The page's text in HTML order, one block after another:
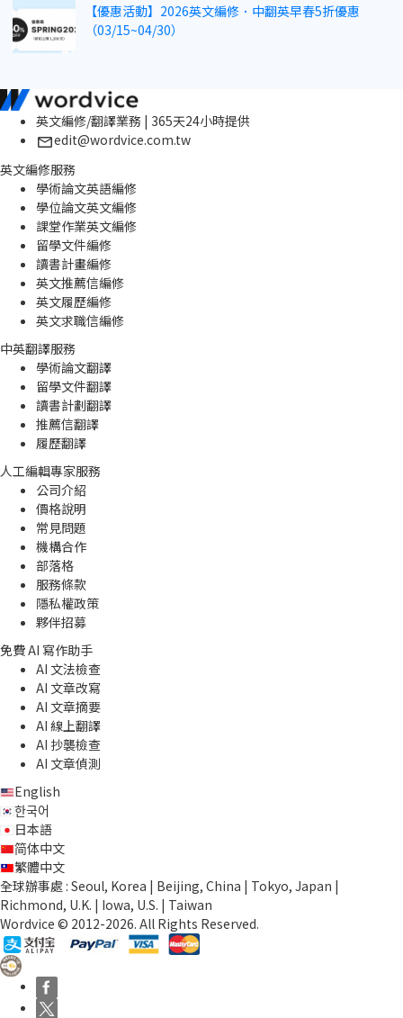
【優惠活動】2026英文編修．中翻英早春5折優惠
（03/15~04/30）
英文編修/翻譯業務 | 365天24小時提供
edit@wordvice.com.tw
英文編修服務
學術論文英語編修
學位論文英文編修
課堂作業英文編修
留學文件編修
讀書計畫編修
英文推薦信編修
英文履歷編修
英文求職信編修
中英翻譯服務
學術論文翻譯
留學文件翻譯
讀書計劃翻譯
推薦信翻譯
履歷翻譯
人工編輯專家服務
公司介紹
價格說明
常見問題
機構合作
部落格
服務條款
隱私權政策
夥伴招募
免費 AI 寫作助手
AI 文法檢查
AI 文章改寫
AI 文章摘要
AI 線上翻譯
AI 抄襲檢查
AI 文章偵測
English
한국어
日本語
简体中文
繁體中文
全球辦事處 : Seoul, Korea | Beijing, China | Tokyo, Japan |
Richmond, U.K. | Iowa, U.S. | Taiwan
Wordvice © 2012-2026. All Rights Reserved.